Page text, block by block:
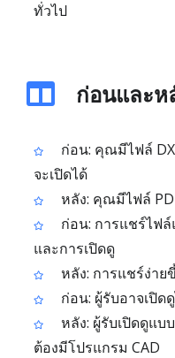
ทั่วไป
ก่อนและห
ก่อน: คุณมีไฟล์
จะเปิดได้
หลัง: คุณมีไฟล์
ก่อน: การแชร์ไฟ
และการเปิดดู
หลัง: การแชร์ง่าย
ก่อน: ผู้รับอาจเปิด
หลัง: ผู้รับเปิดดูแบ
ต้องมีโปรแกรม CAD